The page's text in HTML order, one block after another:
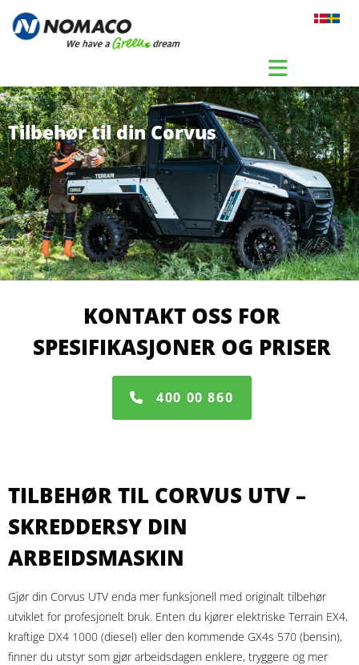
Gå til indhold
Tilbehør til din Corvus
KONTAKT OSS FOR
SPESIFIKASJONER OG PRISER
400 00 860
TILBEHØR TIL CORVUS UTV –
SKREDDERSY DIN
ARBEIDSMASKIN
Gjør din Corvus UTV enda mer funksjonell med originalt tilbehør
utviklet for profesjonelt bruk. Enten du kjører elektriske Terrain EX4,
kraftige DX4 1000 (diesel) eller den kommende GX4s 570 (bensin),
finner du utstyr som gjør arbeidsdagen enklere, tryggere og mer